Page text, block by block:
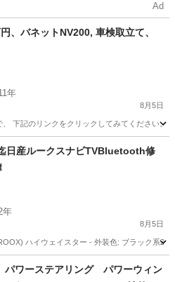
Ad
、バネットNV200, 車検取立て、
年
8月5日
下記のリンクをクリックしてみてください。
その他 バネット
日産ルークスナビTVBluetooth修
年
8月5日
ハイウェイスター - 外装色: ブラック系
デイズ エンジン
パワーステアリング パワーウィン